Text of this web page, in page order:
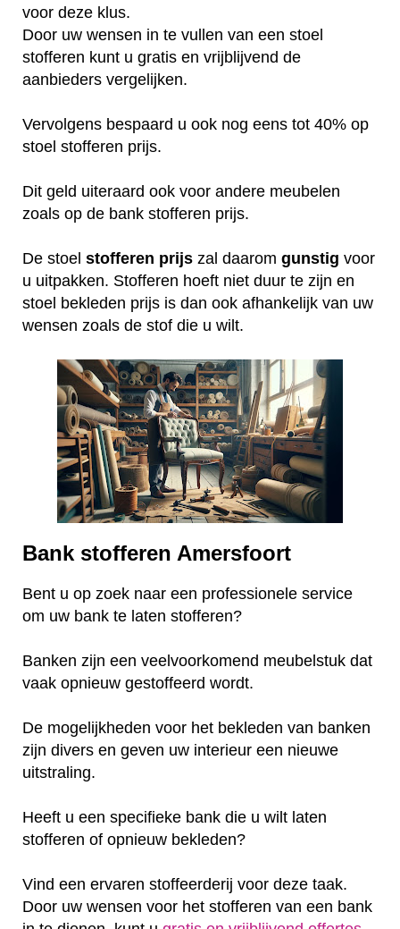
voor deze klus.
Door uw wensen in te vullen van een stoel
stofferen kunt u gratis en vrijblijvend de
aanbieders vergelijken.
Vervolgens bespaard u ook nog eens tot 40% op
stoel stofferen prijs.
Dit geld uiteraard ook voor andere meubelen
zoals op de bank stofferen prijs.
De stoel stofferen prijs zal daarom gunstig voor
u uitpakken. Stofferen hoeft niet duur te zijn en
stoel bekleden prijs is dan ook afhankelijk van uw
wensen zoals de stof die u wilt.
Bank stofferen Amersfoort
Bent u op zoek naar een professionele service
om uw bank te laten stofferen?
Banken zijn een veelvoorkomend meubelstuk dat
vaak opnieuw gestoffeerd wordt.
De mogelijkheden voor het bekleden van banken
zijn divers en geven uw interieur een nieuwe
uitstraling.
Heeft u een specifieke bank die u wilt laten
stofferen of opnieuw bekleden?
Vind een ervaren stoffeerderij voor deze taak.
Door uw wensen voor het stofferen van een bank